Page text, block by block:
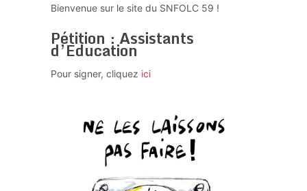
Bienvenue sur le site du SNFOLC 59 !
Pétition : Assistants
d’Education
Pour signer, cliquez ici